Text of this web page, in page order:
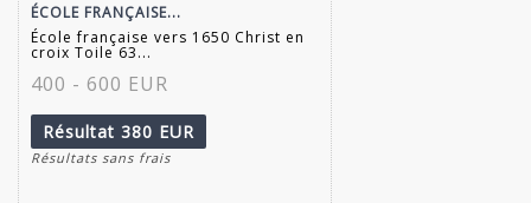
ÉCOLE FRANÇAISE...
École française vers 1650 Christ en
croix Toile 63...
400 - 600 EUR
Résultat 380 EUR
Résultats sans frais